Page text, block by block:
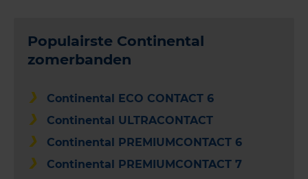
Populairste Continental
zomerbanden
Continental ECO CONTACT 6
Continental ULTRACONTACT
Continental PREMIUMCONTACT 6
Continental PREMIUMCONTACT 7